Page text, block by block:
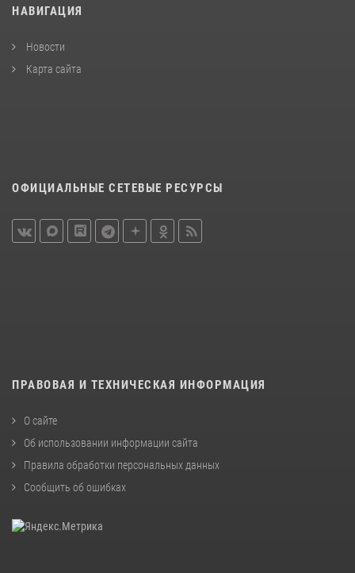
НАВИГАЦИЯ
Новости
Карта сайта
ОФИЦИАЛЬНЫЕ СЕТЕВЫЕ РЕСУРСЫ
ПРАВОВАЯ И ТЕХНИЧЕСКАЯ ИНФОРМАЦИЯ
О сайте
Об использовании информации сайта
Правила обработки персональных данных
Сообщить об ошибках